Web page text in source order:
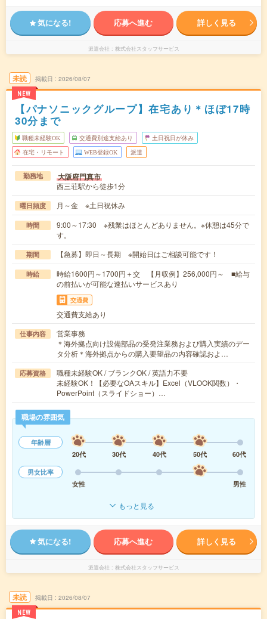
気になる! 応募へ進む 詳しく見る
派遣会社 株式会社スタッフサービス
未読
NEW
掲載日 2026/08/07
【パナソニックグループ】在宅あり＊ほぼ17時
30分まで
職種未経験OK 交通費別途支給あり 土日祝日が休み
在宅・リモート WEB登録OK 派遣
勤務地 大阪府門真市
西三荘駅から徒歩1分
曜日頻度 月～金 ※土日祝休み
時間
9:00～17:30 ※残業はほとんどありません。※休憩は45分で
す。
期間 【急募】即日～長期 ※開始日はご相談可能です！
時給
時給1600円～1700円＋交 【月収例】256,000円～ ■給与
の前払いが可能な速払いサービスあり
交通費
交通費支給あり
仕事内容
営業事務
＊海外拠点向け設備部品の受発注業務および購入実績のデー
タ分析＊海外拠点からの購入要望品の内容確認およ…
応募資格
職種未経験OK / ブランクOK / 英語力不要
未経験OK！【必要なOAスキル】Excel（VLOOK関数）・
PowerPoint（スライドショー）…
職場の雰囲気
年齢層
20代
30代 40代 50代
60代
男女比率
女性
男性
もっと見る
気になる! 応募へ進む 詳しく見る
派遣会社 株式会社スタッフサービス
未読
NEW
掲載日 2026/08/07